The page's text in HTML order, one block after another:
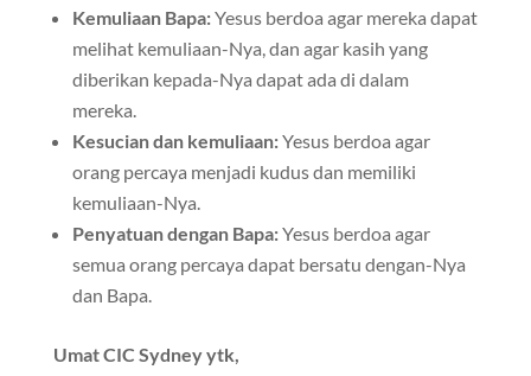
Kemuliaan Bapa:Yesus berdoa agar mereka dapat
melihat kemuliaan-Nya, dan agar kasih yang
diberikan kepada-Nya dapat ada di dalam
mereka.
Kesucian dan kemuliaan:Yesus berdoa agar
orang percaya menjadi kudus dan memiliki
kemuliaan-Nya.
Penyatuan dengan Bapa:Yesus berdoa agar
semua orang percaya dapat bersatu dengan-Nya
dan Bapa.
Umat CIC Sydney ytk,